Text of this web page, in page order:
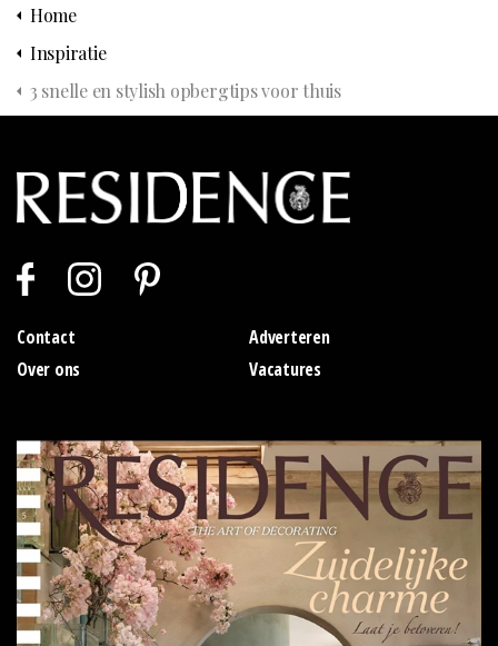
Home
Inspiratie
3 snelle en stylish opbergtips voor thuis
Contact
Adverteren
Over ons
Vacatures